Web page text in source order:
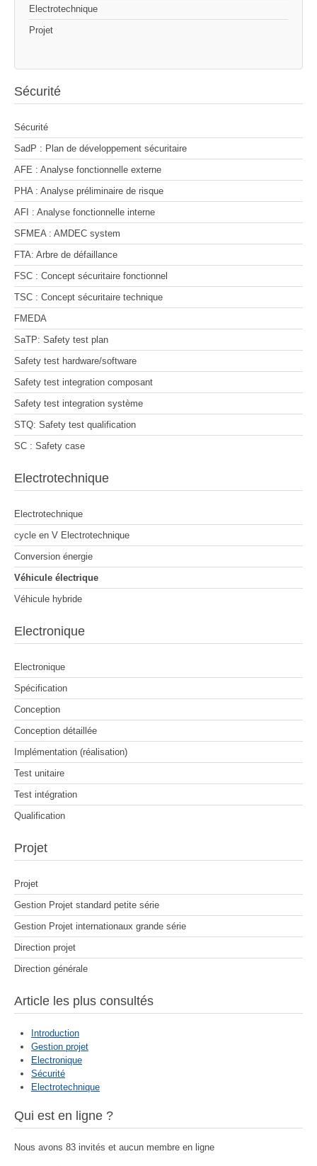
Electrotechnique
Projet
Sécurité
Sécurité
SadP : Plan de développement sécuritaire
AFE : Analyse fonctionnelle externe
PHA : Analyse préliminaire de risque
AFI : Analyse fonctionnelle interne
SFMEA : AMDEC system
FTA: Arbre de défaillance
FSC : Concept sécuritaire fonctionnel
TSC : Concept sécuritaire technique
FMEDA
SaTP: Safety test plan
Safety test hardware/software
Safety test integration composant
Safety test integration système
STQ: Safety test qualification
SC : Safety case
Electrotechnique
Electrotechnique
cycle en V Electrotechnique
Conversion énergie
Véhicule électrique
Véhicule hybride
Electronique
Electronique
Spécification
Conception
Conception détaillée
Implémentation (réalisation)
Test unitaire
Test intégration
Qualification
Projet
Projet
Gestion Projet standard petite série
Gestion Projet internationaux grande série
Direction projet
Direction générale
Article les plus consultés
Introduction
Gestion projet
Electronique
Sécurité
Electrotechnique
Qui est en ligne ?
Nous avons 83 invités et aucun membre en ligne